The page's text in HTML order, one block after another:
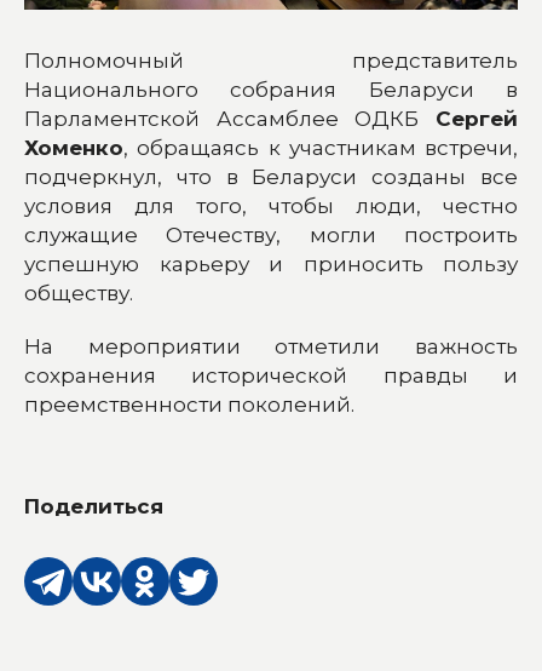
Полномочный представитель
Национального собрания Беларуси в
Парламентской Ассамблее ОДКБ Сергей
Хоменко, обращаясь к участникам встречи,
подчеркнул, что в Беларуси созданы все
условия для того, чтобы люди, честно
служащие Отечеству, могли построить
успешную карьеру и приносить пользу
обществу.
На мероприятии отметили важность
сохранения исторической правды и
преемственности поколений.
Поделиться